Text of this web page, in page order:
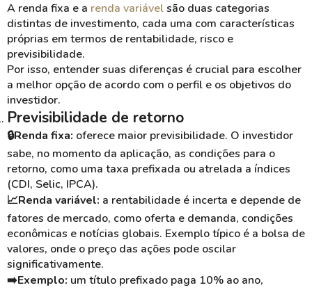
A renda fixa e a renda variávelsão duas categorias
distintas de investimento, cada uma com características
próprias em termos de rentabilidade, risco e
previsibilidade.
Por isso, entender suas diferenças é crucial para escolher
a melhor opção de acordo com o perfil e os objetivos do
investidor.
Previsibilidade de retorno
🔒Renda fixa: oferece maior previsibilidade. O investidor
sabe, no momento da aplicação, as condições para o
retorno, como uma taxa prefixada ou atrelada a índices
(CDI, Selic, IPCA).
📈Renda variável: a rentabilidade é incerta e depende de
fatores de mercado, como oferta e demanda, condições
econômicas e notícias globais. Exemplo típico é a bolsa de
valores, onde o preço das ações pode oscilar
significativamente.
➡️Exemplo: um título prefixado paga 10% ao ano,